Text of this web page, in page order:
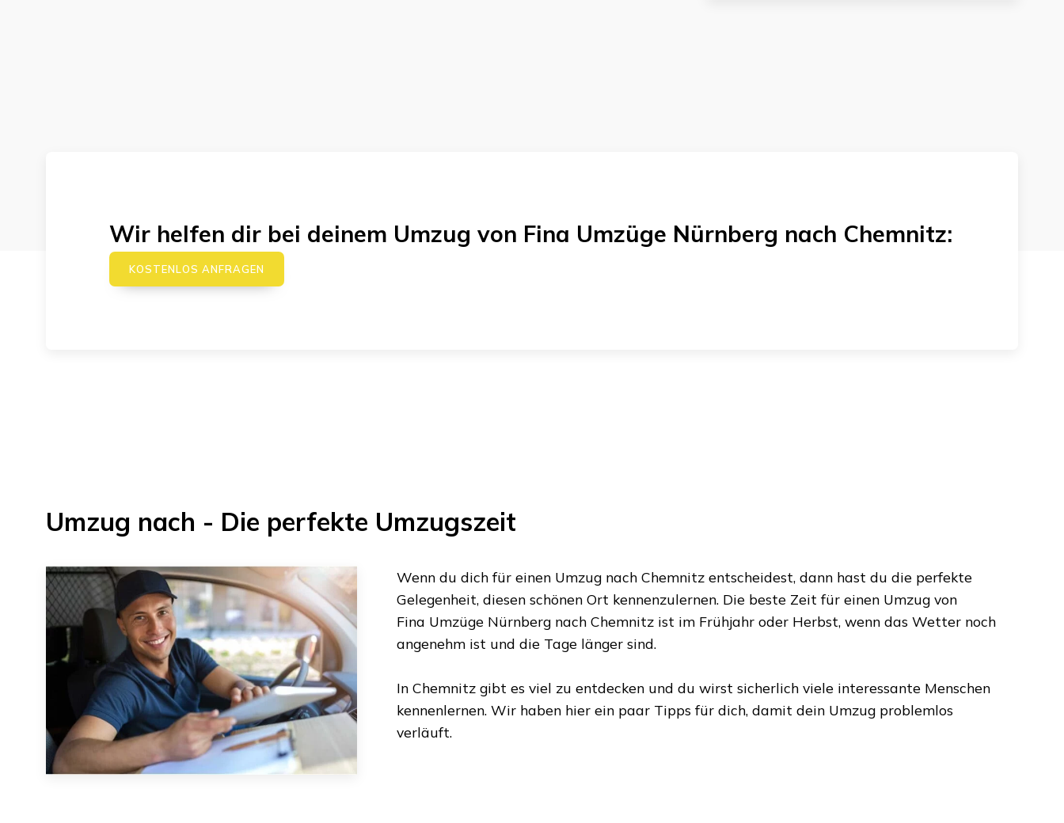
Wir helfen dir bei deinem Umzug von Fina Umzüge Nürnberg nach Chemnitz:
KOSTENLOS ANFRAGEN
Umzug nach - Die perfekte Umzugszeit
Wenn du dich für einen Umzug nach Chemnitzentscheidest, dann hast du die perfekte
Gelegenheit, diesen schönen Ort kennenzulernen. Die beste Zeit für einen Umzug von
Fina Umzüge Nürnbergnach Chemnitzist im Frühjahr oder Herbst, wenn das Wetter noch
angenehm ist und die Tage länger sind.
In Chemnitzgibt es viel zu entdecken und du wirst sicherlich viele interessante Menschen
kennenlernen. Wir haben hier ein paar Tipps für dich, damit dein Umzug problemlos
verläuft.